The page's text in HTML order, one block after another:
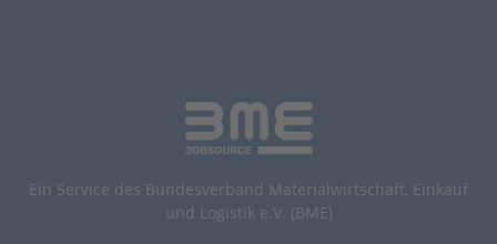
Ein Service des Bundesverband Materialwirtschaft, Einkauf
und Logistik e.V. (BME)